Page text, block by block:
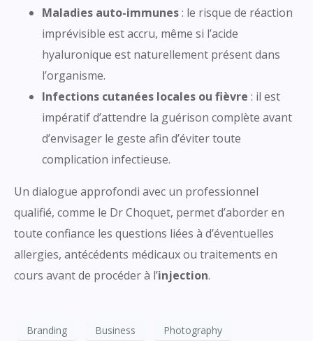
Maladies auto-immunes: le risque de réaction
imprévisible est accru, même si l’acide
hyaluronique est naturellement présent dans
l’organisme.
Infections cutanées locales ou fièvre : il est
impératif d’attendre la guérison complète avant
d’envisager le geste afin d’éviter toute
complication infectieuse.
Un dialogue approfondi avec un professionnel
qualifié, comme le Dr Choquet, permet d’aborder en
toute confiance les questions liées à d’éventuelles
allergies, antécédents médicaux ou traitements en
cours avant de procéder à l’injection.
Branding Business Photography